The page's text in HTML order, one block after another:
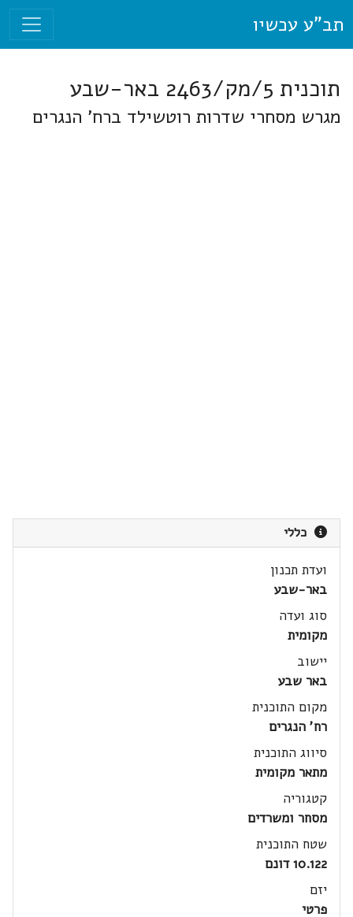
תב"ע עכשיו
תוכנית 5/מק/2463 באר-שבע
מגרש מסחרי שדרות רוטשילד ברח' הנגרים
כללי
ועדת תכנון
באר-שבע
סוג ועדה
מקומית
יישוב
באר שבע
מקום התוכנית
רח' הנגרים
סיווג התוכנית
מתאר מקומית
קטגוריה
מסחר ומשרדים
שטח התוכנית
10.122 דונם
יזם
פרטי